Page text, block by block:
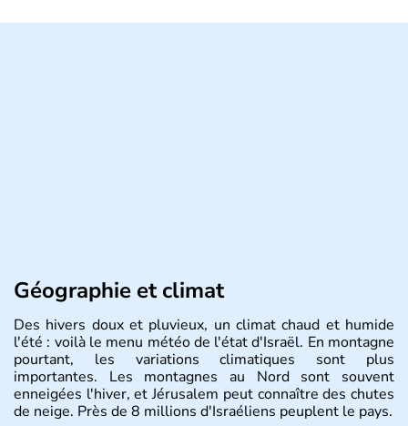
Géographie et climat
Des hivers doux et pluvieux, un climat chaud et humide
l'été : voilà le menu météo de l'état d'Israël. En montagne
pourtant, les variations climatiques sont plus
importantes. Les montagnes au Nord sont souvent
enneigées l'hiver, et Jérusalem peut connaître des chutes
de neige. Près de 8 millions d'Israéliens peuplent le pays.